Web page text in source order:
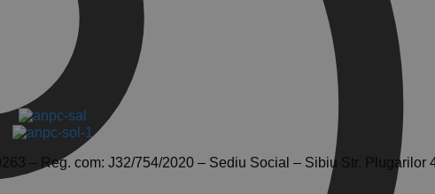
– Reg. com: J32/754/2020 – Sediu Social – Sibiu Str. Plugarilor